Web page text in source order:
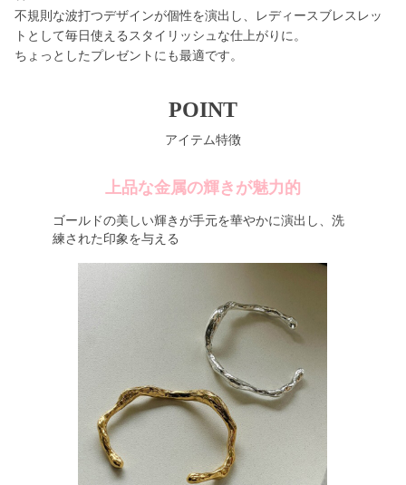
不規則な波打つデザインが個性を演出し、レディースブレスレッ
トとして毎日使えるスタイリッシュな仕上がりに。
ちょっとしたプレゼントにも最適です。
POINT
アイテム特徴
上品な金属の輝きが魅力的
ゴールドの美しい輝きが手元を華やかに演出し、洗
練された印象を与える